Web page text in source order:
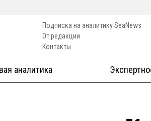
Подписка на аналитику SeaNews
От редакции
Контакты
аналитика